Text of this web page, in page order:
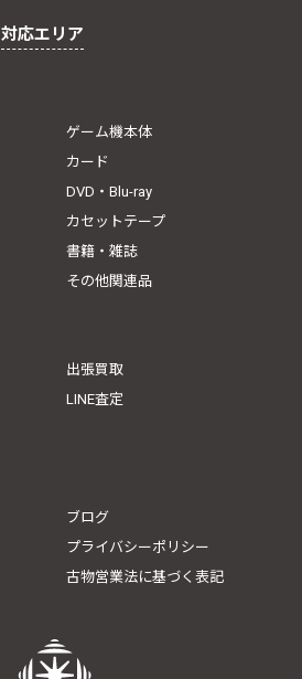
対応エリア
ゲーム機本体
カード
DVD・Blu-ray
カセットテープ
書籍・雑誌
その他関連品
出張買取
LINE査定
ブログ
プライバシーポリシー
古物営業法に基づく表記